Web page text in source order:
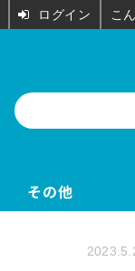
その他
ログイン こ